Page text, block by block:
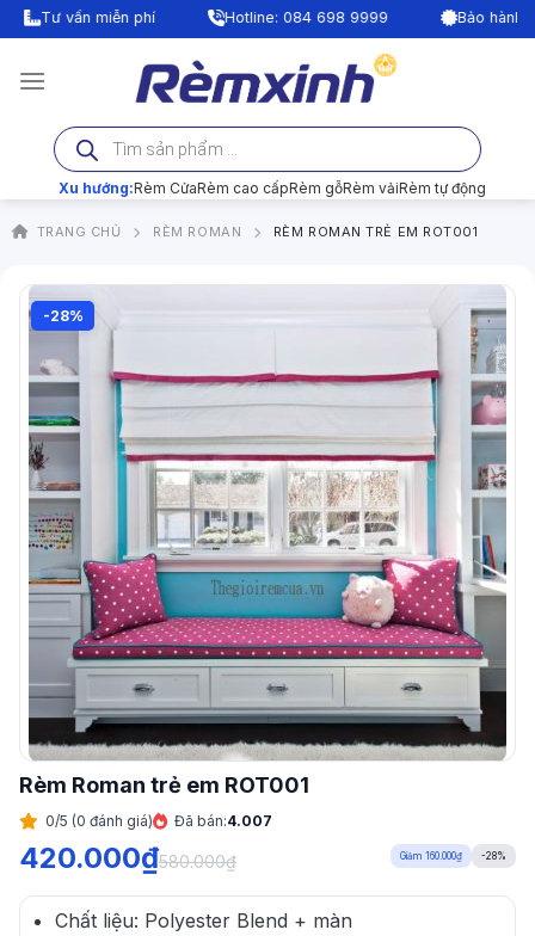
qua
nội
Tư vấn miễn phí Hotline: 084 698 9999 Bảo hành lên
Tìm
kiếm
sản
phẩm
Xu hướng:Rèm CửaRèm cao cấpRèm gỗRèm vảiRèm tự động
TRANG CHỦ RÈM ROMAN RÈM ROMAN TRẺ EM ROT001
-28%
Rèm Roman trẻ em ROT001
0/5 (0 đánh giá) Đã bán:4.007
420.000₫580.000₫ Giảm 160.000₫ -28%
Chất liệu: Polyester Blend + màn